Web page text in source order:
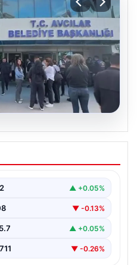
operasyon. 12
▲ +0.05%
▼ -0.13%
▲ +0.05%
▼ -0.26%